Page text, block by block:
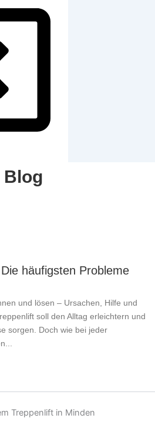
Blog
häufigsten Probleme
und lösen – Ursachen, Hilfe und
soll den Alltag erleichtern und
sorgen. Doch wie bei jeder